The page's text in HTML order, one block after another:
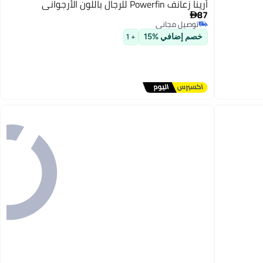
أرينا زعانف Powerfin للرجال باللون الأرجواني
87
توصيل مجاني
توصيل مجاني
خصم إضافي %15 + 1